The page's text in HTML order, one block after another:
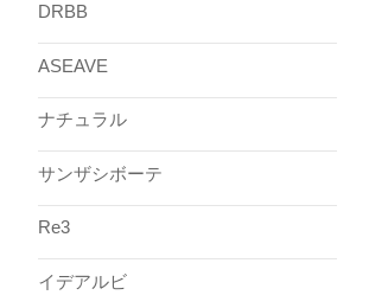
DRBB
ASEAVE
ナチュラル
サンザシボーテ
Re3
イデアルビ